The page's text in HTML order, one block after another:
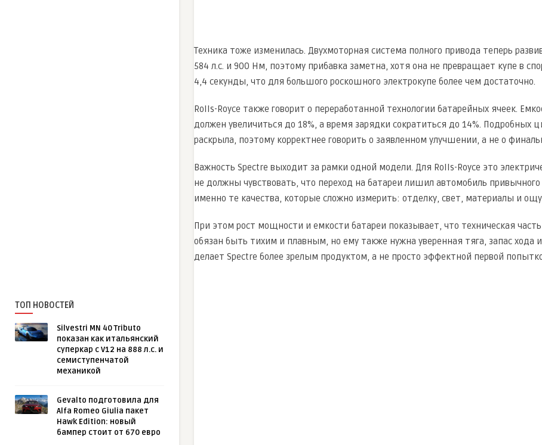
ТОП НОВОСТЕЙ
Silvestri MN 40 Tributo
показан как итальянский
суперкар с V12 на 888 л.с. и
семиступенчатой
механикой
Gevalto подготовила для
Alfa Romeo Giulia пакет
Hawk Edition: новый
бампер стоит от 670 евро
Техника тоже изменилась. Двухмоторная система полного привода теперь
584 л.с. и 900 Нм, поэтому прибавка заметна, хотя она не превращает купе в
4,4 секунды, что для большого роскошного электрокупе более чем достаточно.
Rolls-Royce также говорит о переработанной технологии батарейных ячеек.
должен увеличиться до 18%, а время зарядки сократиться до 14%.
раскрыла, поэтому корректнее говорить о заявленном улучшении, а не о
Важность Spectre выходит за рамки одной модели. Для Rolls-Royce это
не должны чувствовать, что переход на батареи лишил автомобиль
именно те качества, которые сложно измерить: отделку, свет, материалы и
При этом рост мощности и емкости батареи показывает, что техническая
обязан быть тихим и плавным, но ему также нужна уверенная тяга, запас хода
делает Spectre более зрелым продуктом, а не просто эффектной первой